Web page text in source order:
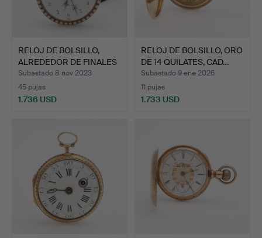
RELOJ DE BOLSILLO,
ALREDEDOR DE FINALES
DE…
Subastado 8 nov 2023
45 pujas
1.736 USD
RELOJ DE BOLSILLO, ORO
DE 14 QUILATES, CAD…
Subastado 9 ene 2026
11 pujas
1.733 USD